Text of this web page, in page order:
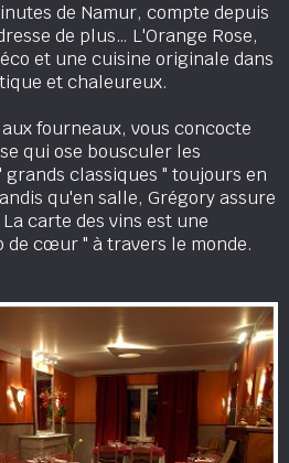
de Namur, compte depuis
de plus… L'Orange Rose,
et une cuisine originale dans
et chaleureux.
fourneaux, vous concocte
qui ose bousculer les
classiques " toujours en
qu'en salle, Grégory assure
carte des vins est une
de cœur " à travers le monde.